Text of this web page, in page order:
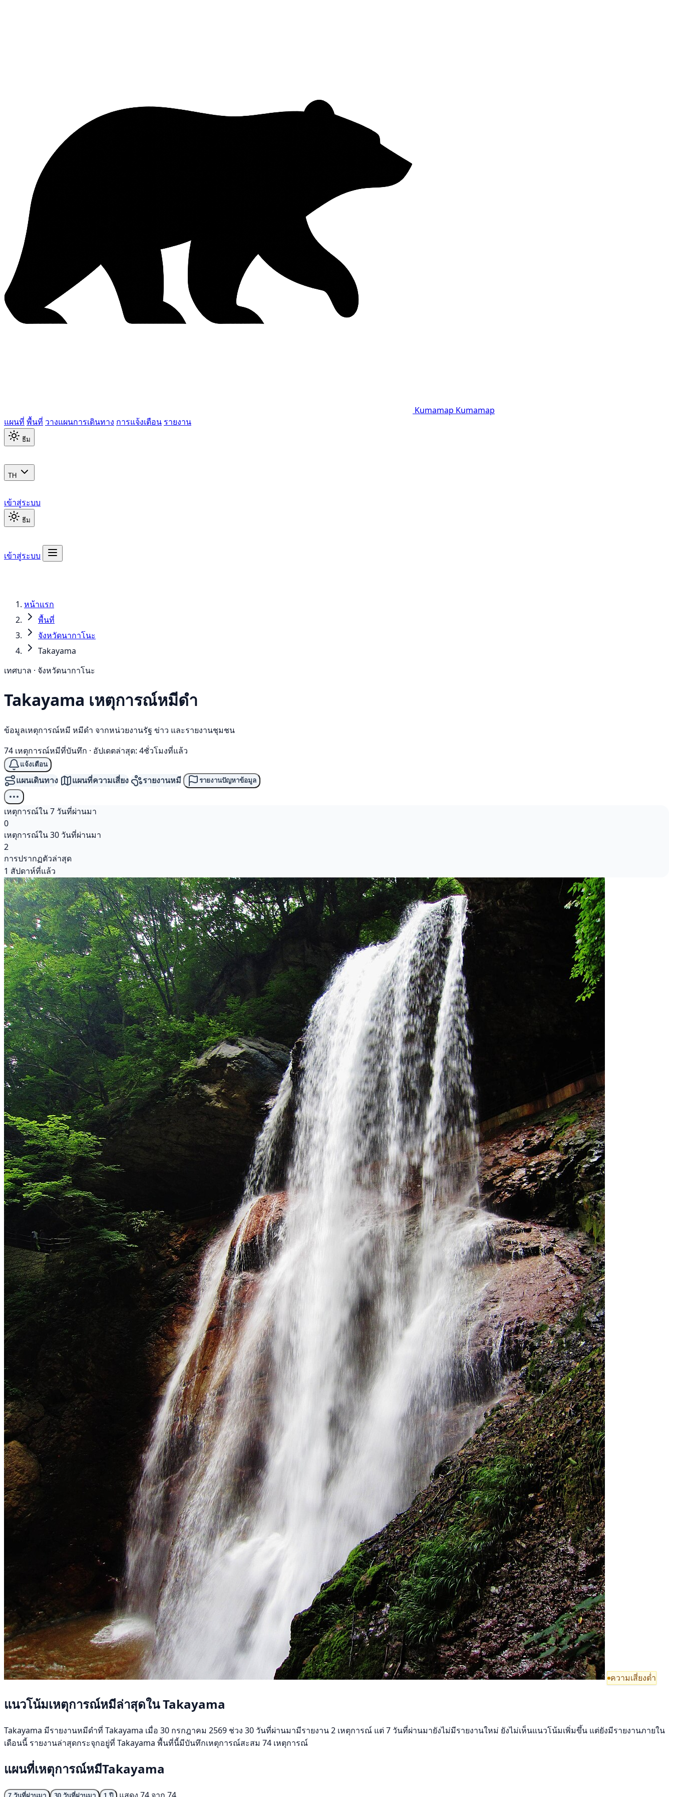
Kumamap Kumamap
แผนที่ พื้นที่ วางแผนการเดินทาง การแจ้งเตือน รายงาน
ธีม
TH
เข้าสู่ระบบ
ธีม
เข้าสู่ระบบ
หน้าแรก
พื้นที่
จังหวัดนากาโนะ
Takayama
เทศบาล · จังหวัดนากาโนะ
Takayama เหตุการณ์หมีดำ
ข้อมูลเหตุการณ์หมี หมีดำ จากหน่วยงานรัฐ ข่าว และรายงานชุมชน
74 เหตุการณ์หมีที่บันทึก · อัปเดตล่าสุด: 4ชั่วโมงที่แล้ว
แจ้งเตือน
แผนเดินทาง แผนที่ความเสี่ยง รายงานหมี รายงานปัญหาข้อมูล
เหตุการณ์ใน 7 วันที่ผ่านมา
0
เหตุการณ์ใน 30 วันที่ผ่านมา
2
การปรากฏตัวล่าสุด
1 สัปดาห์ที่แล้ว
ความเสี่ยงต่ำ
แนวโน้มเหตุการณ์หมีล่าสุดใน Takayama
Takayama มีรายงานหมีดำที่ Takayama เมื่อ 30 กรกฎาคม 2569 ช่วง 30 วันที่ผ่านมามีรายงาน 2 เหตุการณ์ แต่ 7 วันที่ผ่านมายังไม่มีรายงานใหม่ ยังไม่เห็นแนวโน้มเพิ่มขึ้น แต่ยังมีรายงานภายใน
เดือนนี้ รายงานล่าสุดกระจุกอยู่ที่ Takayama พื้นที่นี้มีบันทึกเหตุการณ์สะสม 74 เหตุการณ์
แผนที่เหตุการณ์หมีTakayama